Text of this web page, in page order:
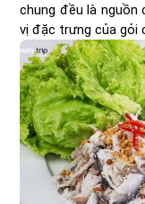
chung đều là nguồn
vị đặc trưng của gỏi